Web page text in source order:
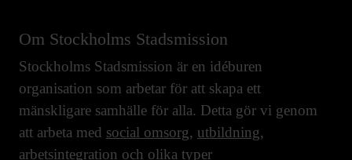
Om Stockholms Stadsmission
Stockholms Stadsmission är en idéburen
organisation som arbetar för att skapa ett
mänskligare samhälle för alla. Detta gör vi genom
att arbeta med social omsorg, utbildning,
arbetsintegration och olika typer